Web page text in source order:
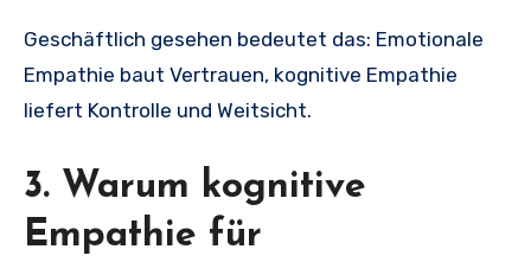
Geschäftlich gesehen bedeutet das: Emotionale
Empathie baut Vertrauen, kognitive Empathie
liefert Kontrolle und Weitsicht.
3. Warum kognitive
Empathie für